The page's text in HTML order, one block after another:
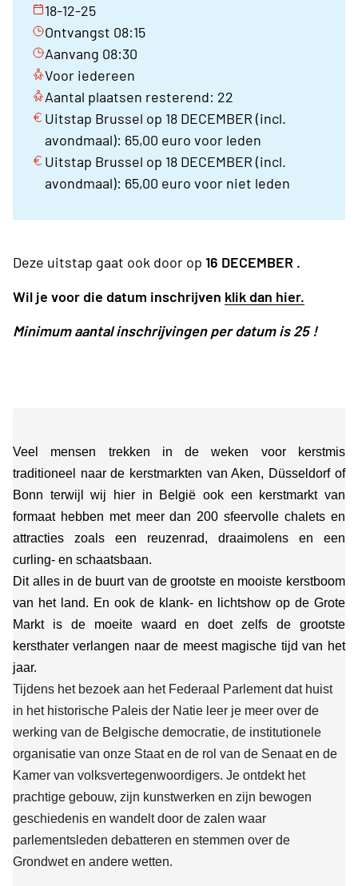
18-12-25
Ontvangst 08:15
Aanvang 08:30
Voor iedereen
Aantal plaatsen resterend: 22
Uitstap Brussel op 18 DECEMBER (incl.
avondmaal): 65,00 euro voor leden
Uitstap Brussel op 18 DECEMBER (incl.
avondmaal): 65,00 euro voor niet leden
Deze uitstap gaat ook door op 16 DECEMBER .
Wil je voor die datum inschrijven klik dan hier.
Minimum aantal inschrijvingen per datum is 25 !
Veel mensen trekken in de weken voor kerstmis
traditioneel naar de kerstmarkten van Aken, Düsseldorf of
Bonn terwijl wij hier in België ook een kerstmarkt van
formaat hebben met meer dan 200 sfeervolle chalets en
attracties zoals een reuzenrad, draaimolens en een
curling- en schaatsbaan.
Dit alles in de buurt van de grootste en mooiste kerstboom
van het land. En ook de klank- en lichtshow op de Grote
Markt is de moeite waard en doet zelfs de grootste
kersthater verlangen naar de meest magische tijd van het
jaar.
Tijdens het bezoek aan het Federaal Parlement dat huist
in het historische Paleis der Natie leer je meer over de
werking van de Belgische democratie, de institutionele
organisatie van onze Staat en de rol van de Senaat en de
Kamer van volksvertegenwoordigers. Je ontdekt het
prachtige gebouw, zijn kunstwerken en zijn bewogen
geschiedenis en wandelt door de zalen waar
parlementsleden debatteren en stemmen over de
Grondwet en andere wetten.